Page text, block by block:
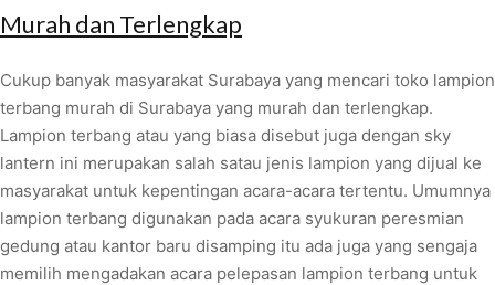
Murah dan Terlengkap
Cukup banyak masyarakat Surabaya yang mencari toko lampion
terbang murah di Surabaya yang murah dan terlengkap.
Lampion terbang atau yang biasa disebut juga dengan sky
lantern ini merupakan salah satau jenis lampion yang dijual ke
masyarakat untuk kepentingan acara-acara tertentu. Umumnya
lampion terbang digunakan pada acara syukuran peresmian
gedung atau kantor baru disamping itu ada juga yang sengaja
memilih mengadakan acara pelepasan lampion terbang untuk